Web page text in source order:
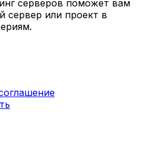
серверов поможет вам
сервер или проект в